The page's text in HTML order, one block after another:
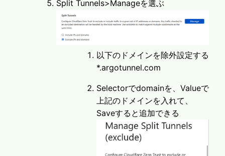
Split Tunnels>Manageを選ぶ
以下のドメインを除外設定する
*.argotunnel.com
Selectorでdomainを、Valueで
上記のドメインを入れて、
Saveすると追加できる